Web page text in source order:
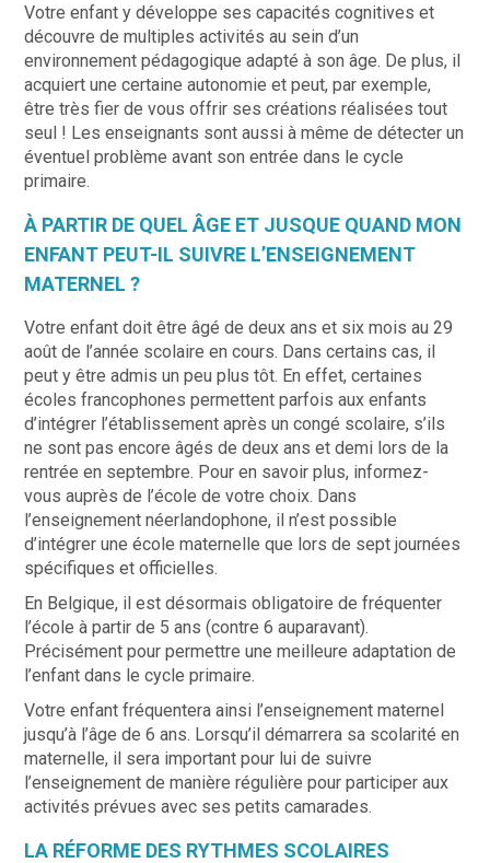
Votre enfant y développe ses capacités cognitives et
découvre de multiples activités au sein d’un
environnement pédagogique adapté à son âge. De plus, il
acquiert une certaine autonomie et peut, par exemple,
être très fier de vous offrir ses créations réalisées tout
seul ! Les enseignants sont aussi à même de détecter un
éventuel problème avant son entrée dans le cycle
primaire.
À PARTIR DE QUEL ÂGE ET JUSQUE QUAND MON
ENFANT PEUT-IL SUIVRE L’ENSEIGNEMENT
MATERNEL ?
Votre enfant doit être âgé de deux ans et six mois au 29
août de l’année scolaire en cours. Dans certains cas, il
peut y être admis un peu plus tôt. En effet, certaines
écoles francophones permettent parfois aux enfants
d’intégrer l’établissement après un congé scolaire, s’ils
ne sont pas encore âgés de deux ans et demi lors de la
rentrée en septembre. Pour en savoir plus, informez-
vous auprès de l’école de votre choix. Dans
l’enseignement néerlandophone, il n’est possible
d’intégrer une école maternelle que lors de sept journées
spécifiques et officielles.
En Belgique, il est désormais obligatoire de fréquenter
l’école à partir de 5 ans (contre 6 auparavant).
Précisément pour permettre une meilleure adaptation de
l’enfant dans le cycle primaire.
Votre enfant fréquentera ainsi l’enseignement maternel
jusqu’à l’âge de 6 ans. Lorsqu’il démarrera sa scolarité en
maternelle, il sera important pour lui de suivre
l’enseignement de manière régulière pour participer aux
activités prévues avec ses petits camarades.
LA RÉFORME DES RYTHMES SCOLAIRES